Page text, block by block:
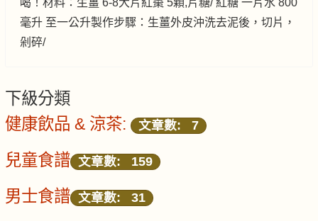
喝！材料：生薑 6-8大片紅棗 5顆,片糖/ 紅糖 一片水 800
毫升 至一公升製作步驟：生薑外皮沖洗去泥後，切片，
剁碎/
下級分類
健康飲品 & 涼茶:
文章數: 7
兒童食譜 文章數: 159
男士食譜 文章數: 31